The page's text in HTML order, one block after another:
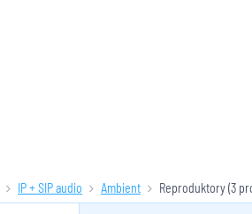
IP + SIP audio Ambient Reproduktory(3